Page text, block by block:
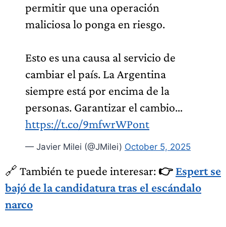
permitir que una operación
maliciosa lo ponga en riesgo.
Esto es una causa al servicio de
cambiar el país. La Argentina
siempre está por encima de la
personas. Garantizar el cambio…
https://t.co/9mfwrWPont
— Javier Milei (@JMilei) October 5, 2025
🔗 También te puede interesar: 👉 Espert se
bajó de la candidatura tras el escándalo
narco